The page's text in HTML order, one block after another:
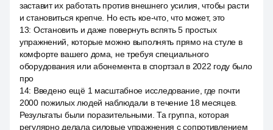
заставит их работать против внешнего усилия, чтобы расти
и становиться крепче. Но есть кое-что, что может, это
13: Остановить и даже повернуть вспять 5 простых
упражнений, которые можно выполнять прямо на стуле в
комфорте вашего дома, не требуя специального
оборудования или абонемента в спортзал в 2022 году было
про
14: Введено ещё 1 масштабное исследование, где почти
2000 пожилых людей наблюдали в течение 18 месяцев.
Результаты были поразительными. Та группа, которая
регулярно делала силовые упражнения с сопротивлением